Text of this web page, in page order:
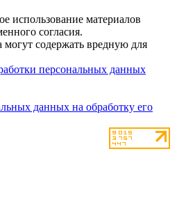
использование материалов
согласия.
содержать вредную для
персональных данных
данных на обработку его